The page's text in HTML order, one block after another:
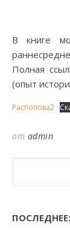
В книге можно найти материалы по археологии
Полная
(опыт
Распопова2
от admin
ПОСЛЕДНЕЕ: